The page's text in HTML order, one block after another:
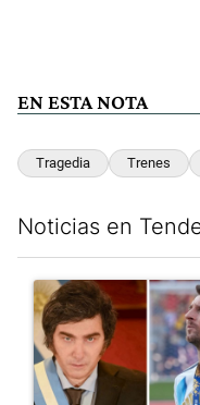
EN ESTA NOTA
Tragedia Trenes
Noticias en
Un artículo de